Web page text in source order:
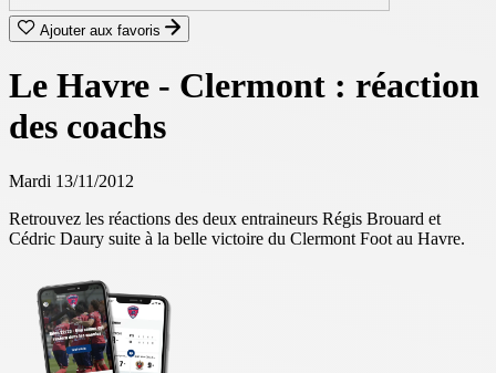
Ajouter aux favoris
Le Havre - Clermont : réaction
des coachs
Mardi 13/11/2012
Retrouvez les réactions des deux entraineurs Régis Brouard et
Cédric Daury suite à la belle victoire du Clermont Foot au Havre.